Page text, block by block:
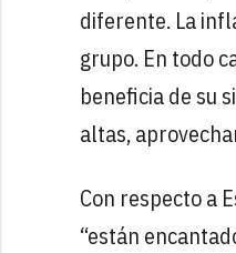
diferente. La
grupo. En todo
beneficia de su
altas,
Con respecto a
“están